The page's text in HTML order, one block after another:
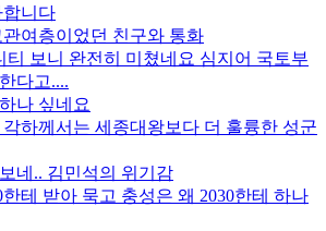
합니다
여층이었던 친구와 통화
티 보니 완전히 미쳤네요 심지어 국토부
다고....
나 싶네요
하께서는 세종대왕보다 더 훌륭한 성군
네.. 김민석의 위기감
한테 받아 묵고 충성은 왜 2030한테 하나